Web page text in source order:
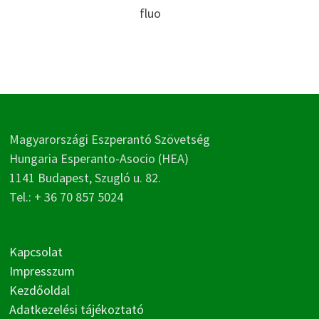
fluo
Magyarországi Eszperantó Szövetség
Hungaria Esperanto-Asocio (HEA)
1141 Budapest, Szugló u. 82.
Tel.: + 36 70 857 5024
Kapcsolat
Impresszum
Kezdőoldal
Adatkezelési tájékoztató